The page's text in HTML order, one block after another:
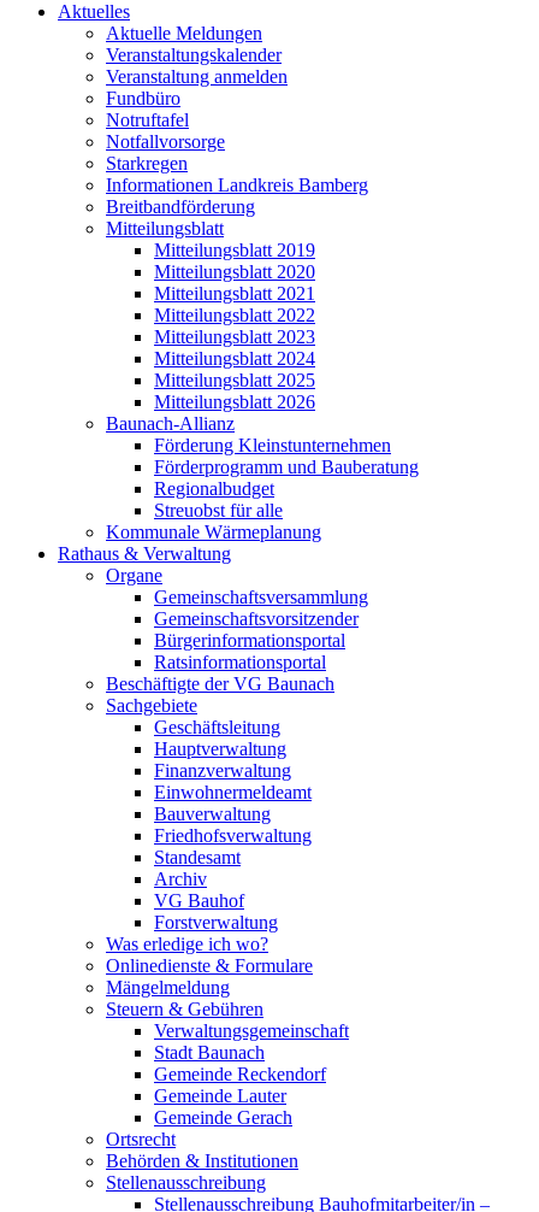
Aktuelles
Aktuelle Meldungen
Veranstaltungskalender
Veranstaltung anmelden
Fundbüro
Notruftafel
Notfallvorsorge
Starkregen
Informationen Landkreis Bamberg
Breitbandförderung
Mitteilungsblatt
Mitteilungsblatt 2019
Mitteilungsblatt 2020
Mitteilungsblatt 2021
Mitteilungsblatt 2022
Mitteilungsblatt 2023
Mitteilungsblatt 2024
Mitteilungsblatt 2025
Mitteilungsblatt 2026
Baunach-Allianz
Förderung Kleinstunternehmen
Förderprogramm und Bauberatung
Regionalbudget
Streuobst für alle
Kommunale Wärmeplanung
Rathaus & Verwaltung
Organe
Gemeinschaftsversammlung
Gemeinschaftsvorsitzender
Bürgerinformationsportal
Ratsinformationsportal
Beschäftigte der VG Baunach
Sachgebiete
Geschäftsleitung
Hauptverwaltung
Finanzverwaltung
Einwohnermeldeamt
Bauverwaltung
Friedhofsverwaltung
Standesamt
Archiv
VG Bauhof
Forstverwaltung
Was erledige ich wo?
Onlinedienste & Formulare
Mängelmeldung
Steuern & Gebühren
Verwaltungsgemeinschaft
Stadt Baunach
Gemeinde Reckendorf
Gemeinde Lauter
Gemeinde Gerach
Ortsrecht
Behörden & Institutionen
Stellenausschreibung
Stellenausschreibung Bauhofmitarbeiter/in –